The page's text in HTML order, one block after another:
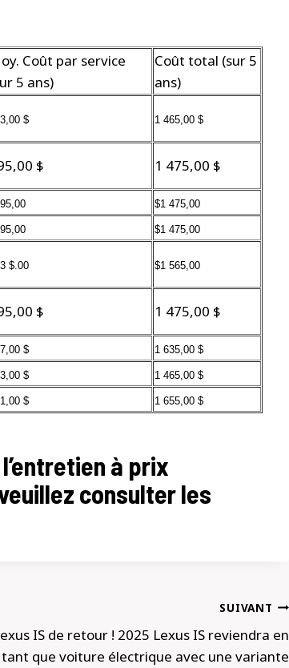
Coût par service
5 ans)
Coût total (sur 5
ans)
$ 1 465,00 $
$ 1 475,00 $
$1 475,00
$1 475,00
$.00 $1 565,00
$ 1 475,00 $
$ 1 635,00 $
$ 1 465,00 $
$ 1 655,00 $
à prix
consulter les
SUIVANT
IS de retour ! 2025 Lexus IS reviendra en
tant que voiture électrique avec une variante